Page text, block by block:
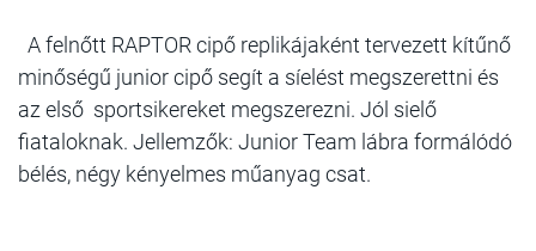
A felnőtt RAPTOR cipő replikájaként tervezett kítűnő
minőségű junior cipő segít a síelést megszerettni és
az első sportsikereket megszerezni. Jól sielő
fiataloknak. Jellemzők: Junior Team lábra formálódó
bélés, négy kényelmes műanyag csat.